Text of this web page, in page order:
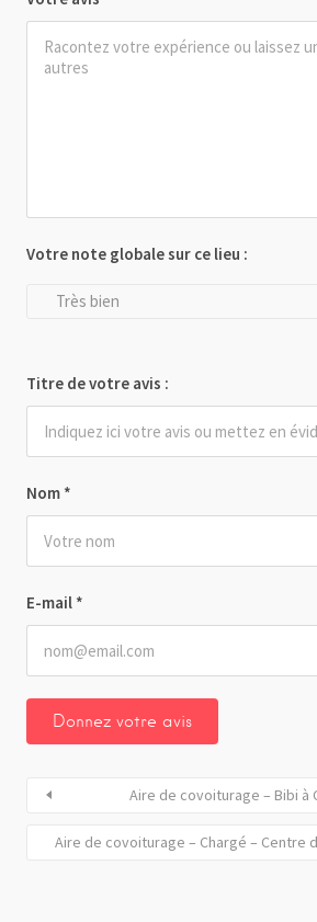
Nom *
E-mail *
Votre note globale sur ce lieu :
Très bien
Titre de votre avis :
Aire de covoiturage – Bibi à
Aire de covoiturage – Chargé – Centre